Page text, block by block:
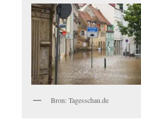
Bron: Tagesschau.de